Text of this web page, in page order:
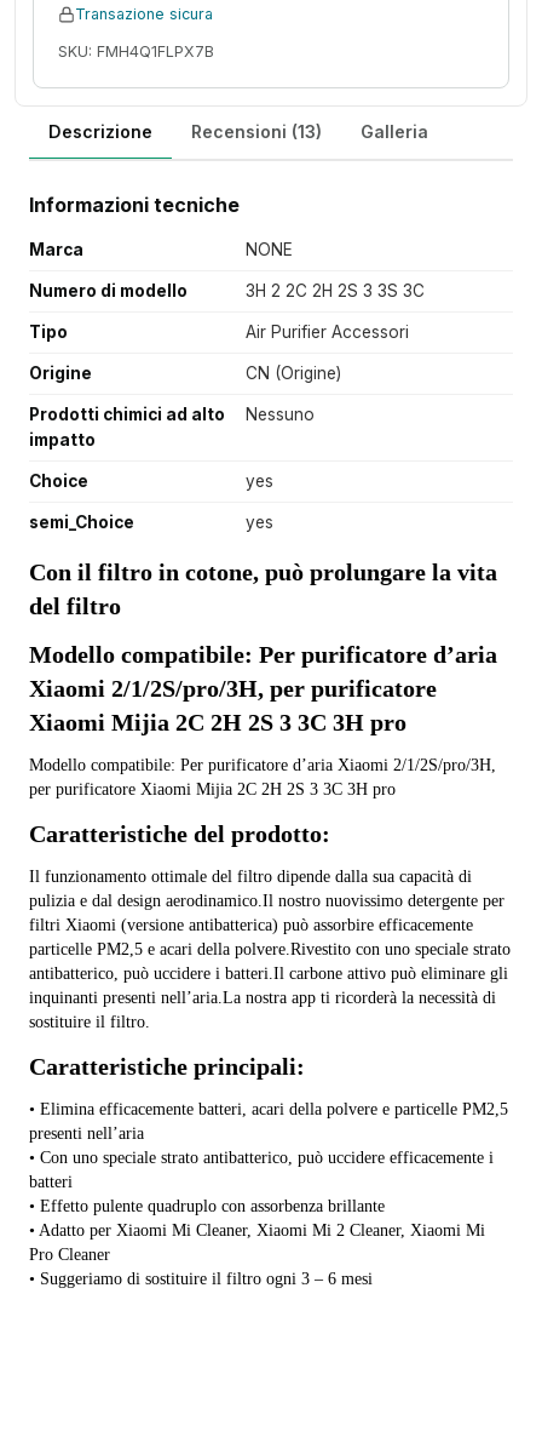
Transazione sicura
SKU: FMH4Q1FLPX7B
Descrizione Recensioni (13) Galleria
Informazioni tecniche
Marca NONE
Numero di modello 3H 2 2C 2H 2S 3 3S 3C
Tipo Air Purifier Accessori
Origine CN (Origine)
Prodotti chimici ad alto
impatto
Nessuno
Choice yes
semi_Choice yes
Con il filtro in cotone, può prolungare la vita
del filtro
Modello compatibile: Per purificatore d’aria
Xiaomi 2/1/2S/pro/3H, per purificatore
Xiaomi Mijia 2C 2H 2S 3 3C 3H pro
Modello compatibile: Per purificatore d’aria Xiaomi 2/1/2S/pro/3H,
per purificatore Xiaomi Mijia 2C 2H 2S 3 3C 3H pro
Caratteristiche del prodotto:
Il funzionamento ottimale del filtro dipende dalla sua capacità di
pulizia e dal design aerodinamico.Il nostro nuovissimo detergente per
filtri Xiaomi (versione antibatterica) può assorbire efficacemente
particelle PM2,5 e acari della polvere.Rivestito con uno speciale strato
antibatterico, può uccidere i batteri.Il carbone attivo può eliminare gli
inquinanti presenti nell’aria.La nostra app ti ricorderà la necessità di
sostituire il filtro.
Caratteristiche principali:
• Elimina efficacemente batteri, acari della polvere e particelle PM2,5
presenti nell’aria
• Con uno speciale strato antibatterico, può uccidere efficacemente i
batteri
• Effetto pulente quadruplo con assorbenza brillante
• Adatto per Xiaomi Mi Cleaner, Xiaomi Mi 2 Cleaner, Xiaomi Mi
Pro Cleaner
• Suggeriamo di sostituire il filtro ogni 3 – 6 mesi